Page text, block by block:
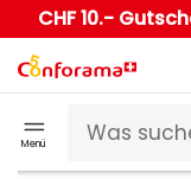
CHF 10.-
Menü